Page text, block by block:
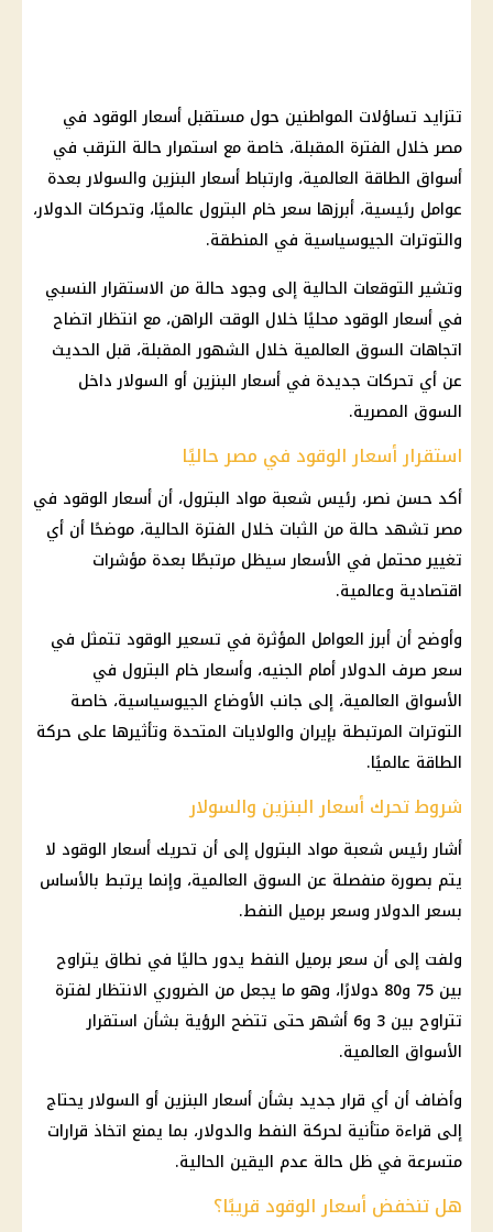
تتزايد تساؤلات المواطنين حول مستقبل أسعار الوقود في
مصرخلال الفترة المقبلة، خاصة مع استمرار حالة الترقب في
أسواق الطاقة العالمية، وارتباطأسعار البنزين والسولاربعدة
عوامل رئيسية، أبرزها سعر خام البترول عالميًا، وتحركات الدولار،
والتوترات الجيوسياسية في المنطقة.
وتشير التوقعات الحالية إلى وجود حالة من الاستقرار النسبي
في أسعار الوقود محليًا خلال الوقت الراهن، مع انتظار اتضاح
اتجاهات السوق العالمية خلال الشهور المقبلة، قبل الحديث
عن أي تحركات جديدة في أسعار البنزين أو السولار داخل
السوق المصرية.
استقرار أسعار الوقود في مصر حاليًا
أكد حسن نصر، رئيس شعبة مواد البترول، أن أسعار الوقود في
مصرتشهد حالة من الثبات خلال الفترة الحالية، موضحًا أن أي
تغيير محتمل في الأسعار سيظل مرتبطًا بعدة مؤشرات
اقتصادية وعالمية.
وأوضح أن أبرز العوامل المؤثرة في تسعير الوقود تتمثل في
سعر صرف الدولار أمام الجنيه، وأسعار خام البترول في
الأسواق العالمية، إلى جانب الأوضاع الجيوسياسية، خاصة
التوترات المرتبطة بإيران والولايات المتحدة وتأثيرها على حركة
الطاقة عالميًا.
شروط تحرك أسعار البنزين والسولار
أشار رئيس شعبة مواد البترول إلى أن تحريك أسعار الوقود لا
يتم بصورة منفصلة عن السوق العالمية، وإنما يرتبط بالأساس
بسعرالدولاروسعر برميل النفط.
ولفت إلى أن سعر برميل النفط يدور حاليًا في نطاق يتراوح
بين 75 و80 دولارًا، وهو ما يجعل من الضروري الانتظار لفترة
تتراوح بين 3 و6 أشهر حتى تتضح الرؤية بشأن استقرار
الأسواق العالمية.
وأضاف أن أي قرار جديد بشأن أسعار البنزين أو السولار يحتاج
إلى قراءة متأنية لحركة النفط والدولار، بما يمنع اتخاذ قرارات
متسرعة في ظل حالة عدم اليقين الحالية.
هل تنخفض أسعار الوقود قريبًا؟